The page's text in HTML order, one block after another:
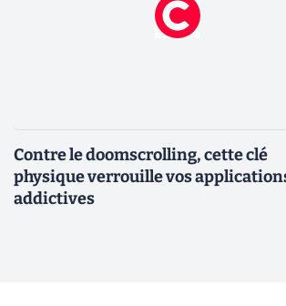
Contre le doomscrolling, cette clé
physique verrouille vos
addictives